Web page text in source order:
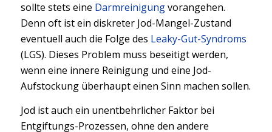
sollte stets eine Darmreinigungvorangehen.
Denn oft ist ein diskreter Jod-Mangel-Zustand
eventuell auch die Folge des Leaky-Gut-Syndroms
(LGS). Dieses Problem muss beseitigt werden,
wenn eine innere Reinigung und eine Jod-
Aufstockung überhaupt einen Sinn machen sollen.
Jod ist auch ein unentbehrlicher Faktor bei
Entgiftungs-Prozessen, ohne den andere